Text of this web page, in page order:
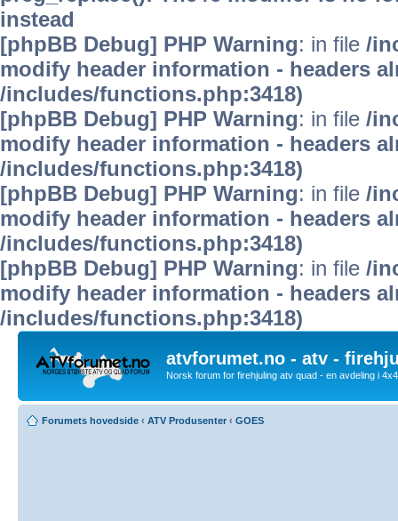
instead
[phpBB Debug] PHP Warning: in file /
modify header information - headers
/includes/functions.php:3418)
[phpBB Debug] PHP Warning: in file /
modify header information - headers
/includes/functions.php:3418)
[phpBB Debug] PHP Warning: in file /
modify header information - headers
/includes/functions.php:3418)
[phpBB Debug] PHP Warning: in file /
modify header information - headers
/includes/functions.php:3418)
atvforumet.no - atv -
Norsk forum for firehjuling atv quad - en avdeling i
Forumets hovedside ‹ ATV Produsenter ‹ GOES